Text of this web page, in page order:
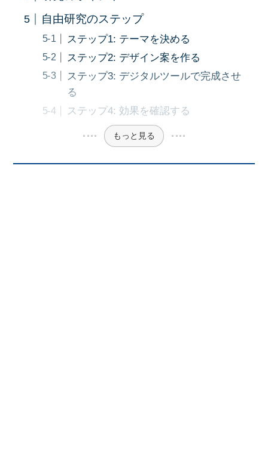
自由研究のステップ
ステップ1: テーマを決める
ステップ2: デザイン案を作る
ステップ3: デジタルツールで完成させ
る
ステップ4: 効果を確認する
もっと見る